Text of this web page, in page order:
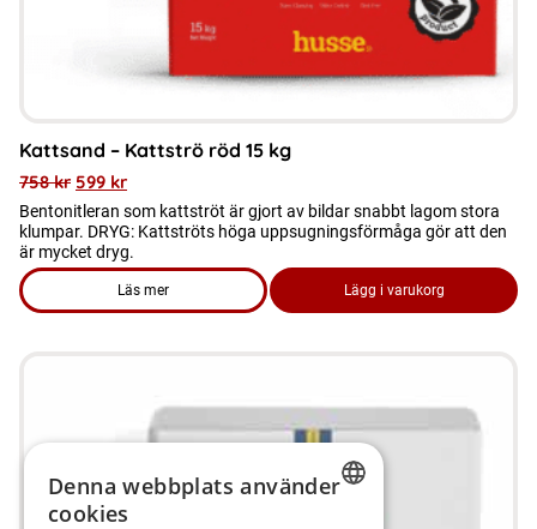
Kattsand – Kattströ röd 15 kg
758kr 599 kr
Bentonitleran som kattströt är gjort av bildar snabbt lagom stora
klumpar. DRYG: Kattströts höga uppsugningsförmåga gör att den
är mycket dryg.
Läs mer
om produkten Kattsand – Kattströ röd 15 kg
Lägg i varukorg
Denna webbplats använder
cookies